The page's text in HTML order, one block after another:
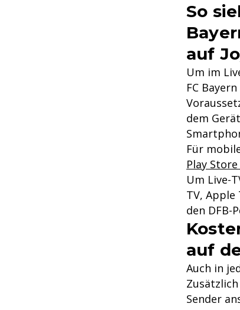
So
auf
Um im
FC
dem
Für
Play Store
Um Live-
TV,
den DFB-
auf
Auch in
Sender